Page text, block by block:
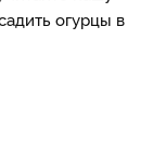
огурцы в